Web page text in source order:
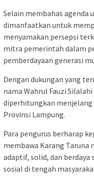
Selain membahas agenda
dimanfaatkan untuk
menyamakan persepsi
mitra pemerintah dalam
pemberdayaan generasi
Dengan dukungan yang
nama Wahrul Fauzi
diperhitungkan menjelang
Provinsi Lampung.
Para pengurus berharap
membawa Karang Taruna
adaptif, solid, dan
sosial di tengah